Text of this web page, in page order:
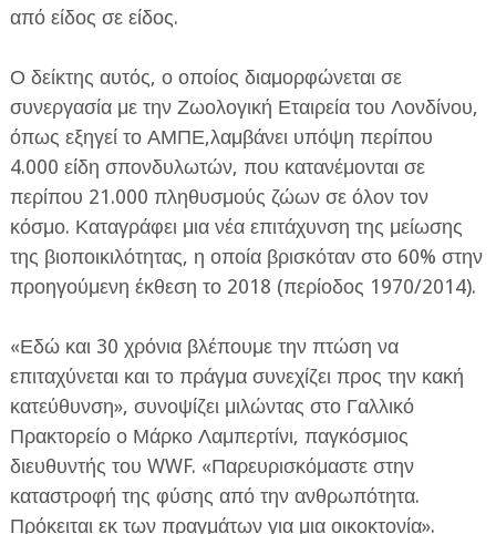
από είδος σε είδος.
Ο δείκτης αυτός, ο οποίος διαμορφώνεται σε
συνεργασία με την Ζωολογική Εταιρεία του Λονδίνου,
όπως εξηγεί το ΑΜΠΕ,λαμβάνει υπόψη περίπου
4.000 είδη σπονδυλωτών, που κατανέμονται σε
περίπου 21.000 πληθυσμούς ζώων σε όλον τον
κόσμο. Καταγράφει μια νέα επιτάχυνση της μείωσης
της βιοποικιλότητας, η οποία βρισκόταν στο 60% στην
προηγούμενη έκθεση το 2018 (περίοδος 1970/2014).
«Εδώ και 30 χρόνια βλέπουμε την πτώση να
επιταχύνεται και το πράγμα συνεχίζει προς την κακή
κατεύθυνση», συνοψίζει μιλώντας στο Γαλλικό
Πρακτορείο ο Μάρκο Λαμπερτίνι, παγκόσμιος
διευθυντής του WWF. «Παρευρισκόμαστε στην
καταστροφή της φύσης από την ανθρωπότητα.
Πρόκειται εκ των πραγμάτων για μια οικοκτονία».